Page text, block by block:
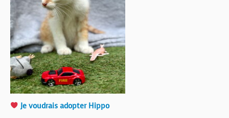
Je voudrais adopter Hippo